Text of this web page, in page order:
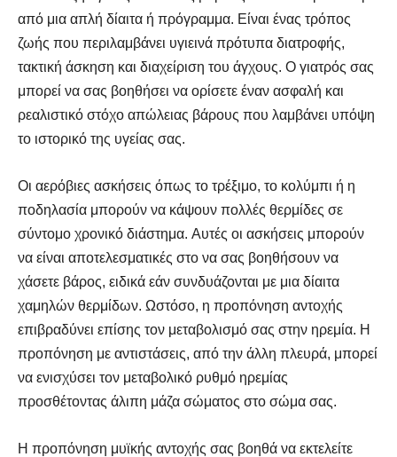
Αναζήτηση
Αναζήτηση
από μια απλή δίαιτα ή πρόγραμμα. Είναι ένας τρόπος
ζωής που περιλαμβάνει υγιεινά πρότυπα διατροφής,
τακτική άσκηση και διαχείριση του άγχους. Ο γιατρός σας
μπορεί να σας βοηθήσει να ορίσετε έναν ασφαλή και
ρεαλιστικό στόχο απώλειας βάρους που λαμβάνει υπόψη
το ιστορικό της υγείας σας.
Οι αερόβιες ασκήσεις όπως το τρέξιμο, το κολύμπι ή η
ποδηλασία μπορούν να κάψουν πολλές θερμίδες σε
σύντομο χρονικό διάστημα. Αυτές οι ασκήσεις μπορούν
να είναι αποτελεσματικές στο να σας βοηθήσουν να
χάσετε βάρος, ειδικά εάν συνδυάζονται με μια δίαιτα
χαμηλών θερμίδων. Ωστόσο, η προπόνηση αντοχής
επιβραδύνει επίσης τον μεταβολισμό σας στην ηρεμία. Η
προπόνηση με αντιστάσεις, από την άλλη πλευρά, μπορεί
να ενισχύσει τον μεταβολικό ρυθμό ηρεμίας
προσθέτοντας άλιπη μάζα σώματος στο σώμα σας.
Η προπόνηση μυϊκής αντοχής σας βοηθά να εκτελείτε